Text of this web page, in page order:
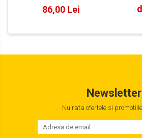
86,00 Lei
Newsletter
Nu rata ofertele si